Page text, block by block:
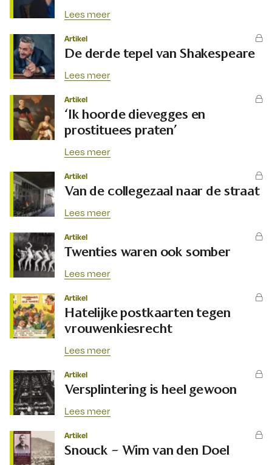
Lees meer
Artikel
De derde tepel van Shakespeare
Lees meer
Artikel
‘Ik hoorde dievegges en
prostituees praten’
Lees meer
Artikel
Van de collegezaal naar de straat
Lees meer
Artikel
Twenties waren ook somber
Lees meer
Artikel
Hatelijke postkaarten tegen
vrouwenkiesrecht
Lees meer
Artikel
Versplintering is heel gewoon
Lees meer
Artikel
Snouck – Wim van den Doel